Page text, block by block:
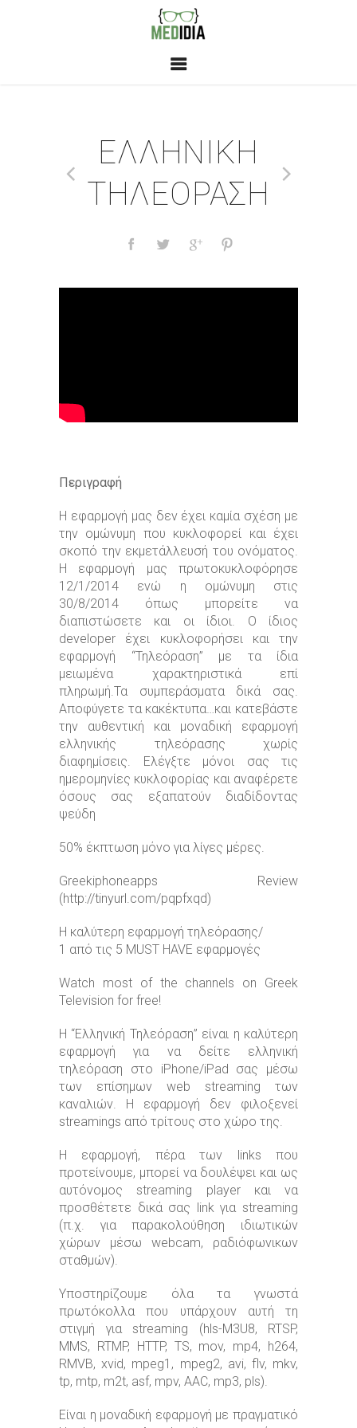
ΕΛΛΗΝΙΚΗ
ΤΗΛΕΟΡΑΣΗ
Περιγραφή
Η εφαρμογή μας δεν έχει καμία σχέση με
την ομώνυμη που κυκλοφορεί και έχει
σκοπό την εκμετάλλευσή του ονόματος.
Η εφαρμογή μας πρωτοκυκλοφόρησε
12/1/2014 ενώ η ομώνυμη στις
30/8/2014 όπως μπορείτε να
διαπιστώσετε και οι ίδιοι. Ο ίδιος
developer έχει κυκλοφορήσει και την
εφαρμογή “Τηλεόραση” με τα ίδια
μειωμένα χαρακτηριστικά επί
πληρωμή.Τα συμπεράσματα δικά σας.
Αποφύγετε τα κακέκτυπα…και κατεβάστε
την αυθεντική και μοναδική εφαρμογή
ελληνικής τηλεόρασης χωρίς
διαφημίσεις. Ελέγξτε μόνοι σας τις
ημερομηνίες κυκλοφορίας και αναφέρετε
όσους σας εξαπατούν διαδίδοντας
ψεύδη
50% έκπτωση μόνο για λίγες μέρες.
Greekiphoneapps Review
(http://tinyurl.com/pqpfxqd)
Η καλύτερη εφαρμογή τηλεόρασης/
1 από τις 5 MUST HAVE εφαρμογές
Watch most of the channels on Greek
Television for free!
Η “Ελληνική Τηλεόραση” είναι η καλύτερη
εφαρμογή για να δείτε ελληνική
τηλεόραση στο iPhone/iPad σας μέσω
των επίσημων web streaming των
καναλιών. Η εφαρμογή δεν φιλοξενεί
streamings από τρίτους στο χώρο της.
Η εφαρμογή, πέρα των links που
προτείνουμε, μπορεί να δουλέψει και ως
αυτόνομος streaming player και να
προσθέτετε δικά σας link για streaming
(π.χ. για παρακολούθηση ιδιωτικών
χώρων μέσω webcam, ραδιόφωνικων
σταθμών).
Υποστηρίζουμε όλα τα γνωστά
πρωτόκολλα που υπάρχουν αυτή τη
στιγμή για streaming (hls-M3U8, RTSP,
MMS, RTMP, HTTP, TS, mov, mp4, h264,
RMVB, xvid, mpeg1, mpeg2, avi, flv, mkv,
tp, mtp, m2t, asf, mpv, AAC, mp3, pls).
Είναι η μοναδική εφαρμογή με πραγματικό